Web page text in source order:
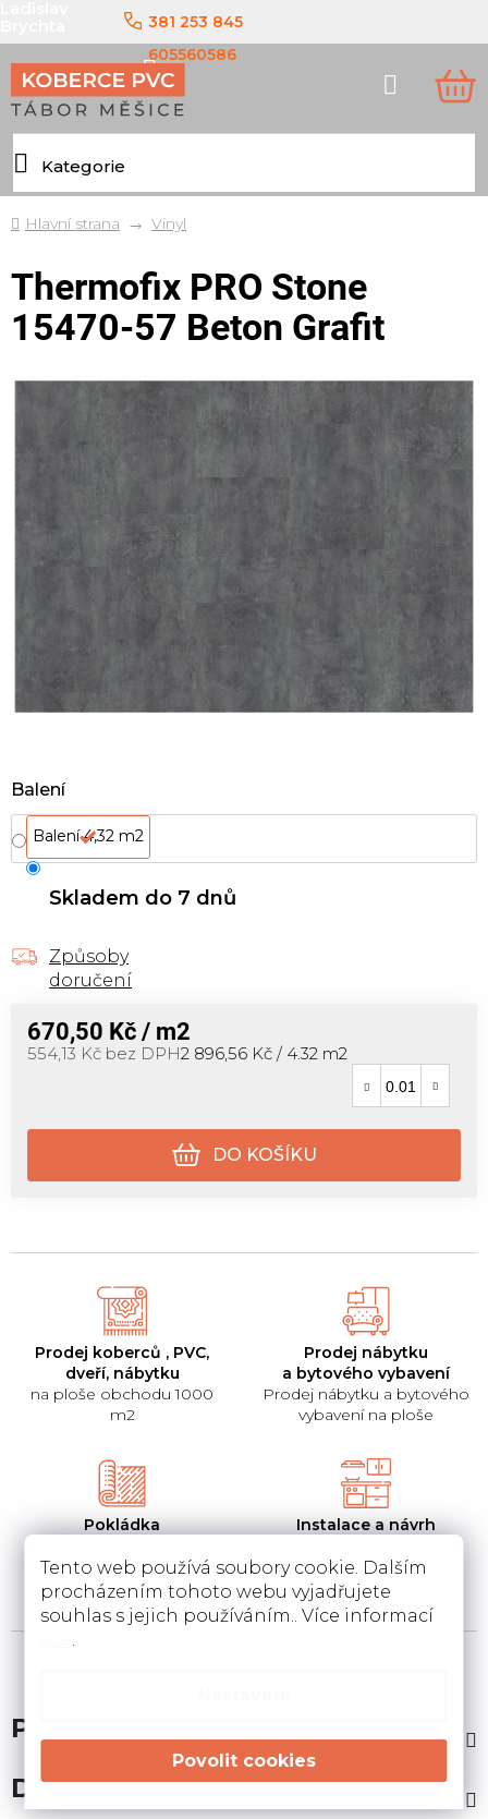
Tento web používá soubory cookie. Dalším
procházením tohoto webu vyjadřujete
souhlas s jejich používáním.. Více informací
381 253 845
605560586
Hledat
Domů Vinyl
Balení
Balení 4,32 m2
Skladem do 7 dnů
Způsoby
doručení
670,50 Kč / m2
554,13 Kč bez DPHMěrná cena:
2 896,56 Kč / 4.32 m2
DO KOŠÍKU
Thermofix PRO Stone
15470-57 Beton Grafit
Prodej koberců , PVC,
dveří, nábytku
na ploše obchodu 1000
m2
Prodej nábytku
a bytového vybavení
Prodej nábytku a bytového
vybavení na ploše
Pokládka
Pokládka a zamněření
podlahovin u Vás doma
Instalace a návrh
Návrh kuchyní v 3D a
instalace u Vás doma
Popis
Diskuze